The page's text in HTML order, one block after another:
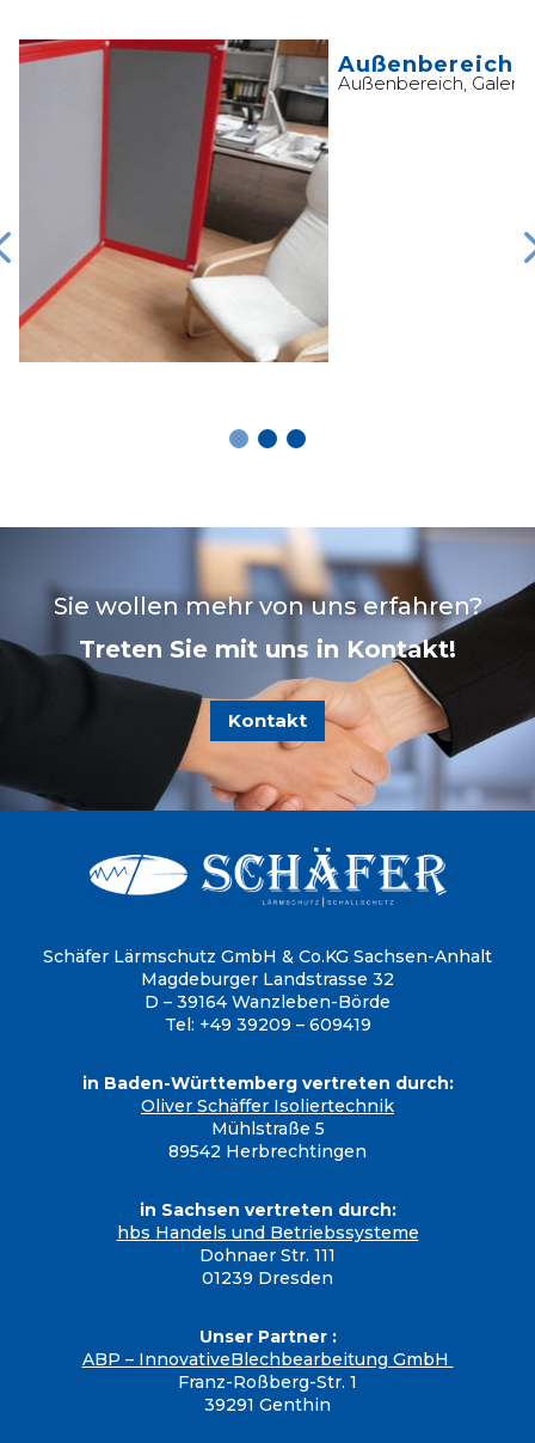
Außenbereich / Garten / Grundstück
Galerie
Sie wollen mehr von uns erfahren?
Treten Sie mit uns in Kontakt!
Kontakt
Schäfer Lärmschutz GmbH & Co.KG Sachsen-Anhalt
Magdeburger Landstrasse 32
D – 39164 Wanzleben-Börde
Tel: +49 39209 – 609419
in Baden-Württemberg vertreten durch:
Oliver Schäffer Isoliertechnik
Mühlstraße 5
89542 Herbrechtingen
in Sachsen vertreten durch:
hbs Handels und Betriebssysteme
Dohnaer Str. 111
01239 Dresden
Unser Partner :
ABP – InnovativeBlechbearbeitung GmbH
Franz-Roßberg-Str. 1
39291 Genthin